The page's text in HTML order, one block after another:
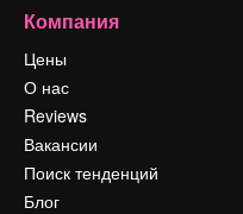
Компания
Цены
О нас
Reviews
Вакансии
Поиск тенденций
Блог